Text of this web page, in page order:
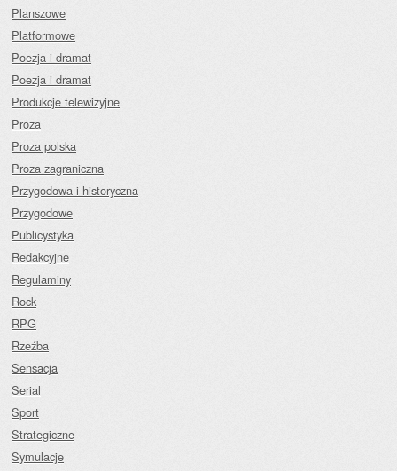
Planszowe
Platformowe
Poezja i dramat
Poezja i dramat
Produkcje telewizyjne
Proza
Proza polska
Proza zagraniczna
Przygodowa i historyczna
Przygodowe
Publicystyka
Redakcyjne
Regulaminy
Rock
RPG
Rzeźba
Sensacja
Serial
Sport
Strategiczne
Symulacje